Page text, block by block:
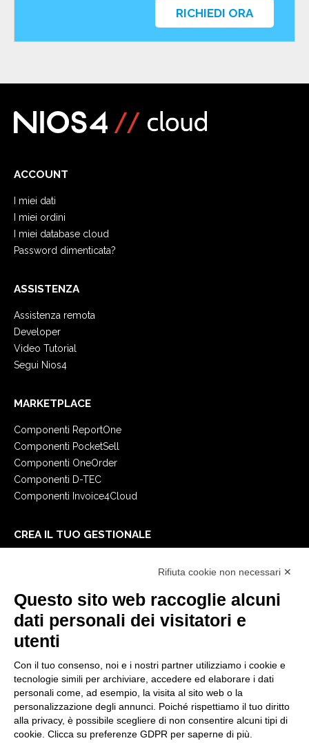
RICHIEDI ORA
ACCOUNT
I miei dati
I miei ordini
I miei database cloud
Password dimenticata?
ASSISTENZA
Assistenza remota
Developer
Video Tutorial
Segui Nios4
MARKETPLACE
Componenti ReportOne
Componenti PocketSell
Componenti OneOrder
Componenti D-TEC
Componenti Invoice4Cloud
CREA IL TUO GESTIONALE
E-Book
Blog
NOTE LEGALI
Informative Privacy
Security Policy
Documentazione contrattuale e GDPR
Condizioni generali di fornitura
Rifiuta cookie non necessari ✕
Questo sito web raccoglie alcuni
dati personali dei visitatori e
utenti
Con il tuo consenso, noi e i nostri partner utilizziamo i cookie e
tecnologie simili per archiviare, accedere ed elaborare i dati
personali come, ad esempio, la visita al sito web o la
personalizzazione degli annunci. Poiché rispettiamo il tuo diritto
alla privacy, è possibile scegliere di non consentire alcuni tipi di
cookie. Clicca su preferenze GDPR per saperne di più.